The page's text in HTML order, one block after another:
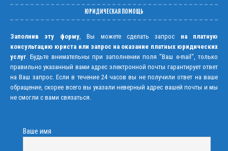
ЮРИДИЧЕСКАЯ ПОМОЩЬ
Заполнив эту форму, Вы можете сделать запрос на платную
консультацию юриста или запрос на оказание платных юридических
услуг. Будьте внимательны при заполнении поля "Ваш e-mail", только
правильно указанный вами адрес электронной почты гарантирует ответ
на Ваш запрос. Если в течение 24 часов вы не получили ответ на ваше
обращение, скорее всего вы указали неверный адрес вашей почты и мы
не смогли с вами связаться.
Ваше имя